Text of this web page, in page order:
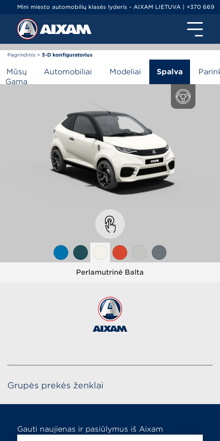
Mini miesto automobilių klasės lyderis - AIXAM LIETUVA | +370 669
79000 | info@ltminiauto.lt
Pagrindinis > 3-D konfiguratorius
3-D konfiguratorius
Mūsų
Gama
Automobiliai Modeliai Spalva
Perlamutrinė Balta
Grupės prekės ženklai
Gauti naujienas ir pasiūlymus iš Aixam